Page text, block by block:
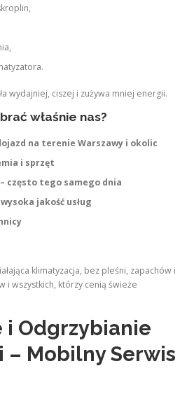
wydajniej, ciszej i zużywa mniej energii.
właśnie nas?
na terenie Warszawy i okolic
i sprzęt
często tego samego dnia
jakość usług
klimatyzacja, bez pleśni, zapachów i
i wszystkich, którzy cenią świeże
i Odgrzybianie
– Mobilny Serwis